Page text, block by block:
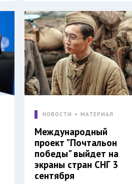
НОВОСТИ МАТЕРИАЛ
Международный
проект "Почтальон
победы" выйдет на
экраны стран СНГ 3
сентября